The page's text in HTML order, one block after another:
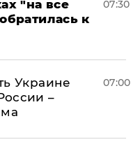
"на все
к
07:30
Украине
–
07:00